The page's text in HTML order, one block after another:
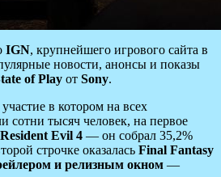
IGN, крупнейшего игрового сайта в
новости, анонсы и показы
of Play от Sony.
в котором на всех
сотни тысяч человек, на первое
Evil 4 — он собрал 35,2%
строчке оказалась Final Fantasy
и релизным окном —